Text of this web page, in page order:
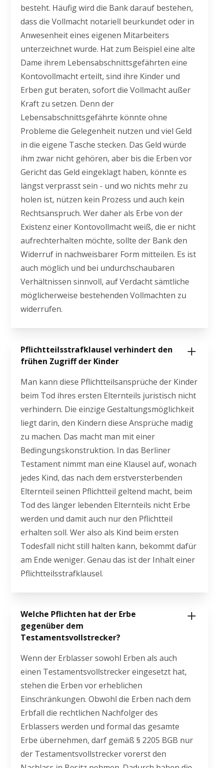
besteht. Häufig wird die Bank darauf bestehen,
dass die Vollmacht notariell beurkundet oder in
Anwesenheit eines eigenen Mitarbeiters
unterzeichnet wurde. Hat zum Beispiel eine alte
Dame ihrem Lebensabschnittsgefährten eine
Kontovollmacht erteilt, sind ihre Kinder und
Erben gut beraten, sofort die Vollmacht außer
Kraft zu setzen. Denn der
Lebensabschnittsgefährte könnte ohne
Probleme die Gelegenheit nutzen und viel Geld
in die eigene Tasche stecken. Das Geld würde
ihm zwar nicht gehören, aber bis die Erben vor
Gericht das Geld eingeklagt haben, könnte es
längst verprasst sein - und wo nichts mehr zu
holen ist, nützen kein Prozess und auch kein
Rechtsanspruch. Wer daher als Erbe von der
Existenz einer Kontovollmacht weiß, die er nicht
aufrechterhalten möchte, sollte der Bank den
Widerruf in nachweisbarer Form mitteilen. Es ist
auch möglich und bei undurchschaubaren
Verhältnissen sinnvoll, auf Verdacht sämtliche
möglicherweise bestehenden Vollmachten zu
widerrufen.
Pflichtteilsstrafklausel verhindert den
frühen Zugriff der Kinder
Man kann diese Pflichtteilsansprüche der Kinder
beim Tod ihres ersten Elternteils juristisch nicht
verhindern. Die einzige Gestaltungsmöglichkeit
liegt darin, den Kindern diese Ansprüche madig
zu machen. Das macht man mit einer
Bedingungskonstruktion. In das Berliner
Testament nimmt man eine Klausel auf, wonach
jedes Kind, das nach dem erstversterbenden
Elternteil seinen Pflichtteil geltend macht, beim
Tod des länger lebenden Elternteils nicht Erbe
werden und damit auch nur den Pflichtteil
erhalten soll. Wer also als Kind beim ersten
Todesfall nicht still halten kann, bekommt dafür
am Ende weniger. Genau das ist der Inhalt einer
Pflichtteilsstrafklausel.
Welche Pflichten hat der Erbe
gegenüber dem
Testamentsvollstrecker?
Wenn der Erblasser sowohl Erben als auch
einen Testamentsvollstrecker eingesetzt hat,
stehen die Erben vor erheblichen
Einschränkungen. Obwohl die Erben nach dem
Erbfall die rechtlichen Nachfolger des
Erblassers werden und formal das gesamte
Erbe übernehmen, darf gemäß § 2205 BGB nur
der Testamentsvollstrecker vorerst den